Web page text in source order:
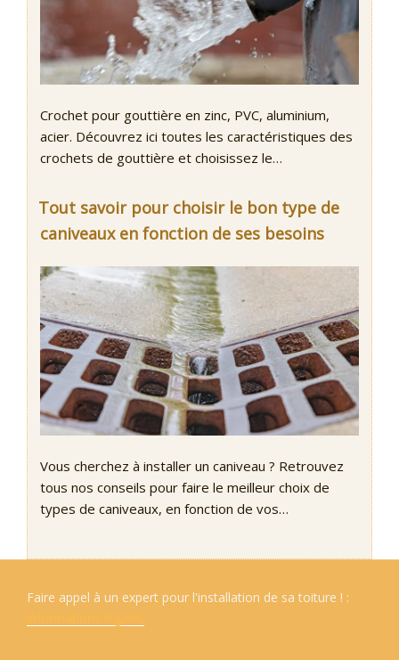
Crochet pour gouttière en zinc, PVC, aluminium,
acier. Découvrez ici toutes les caractéristiques des
crochets de gouttière et choisissez le…
Tout savoir pour choisir le bon type de
caniveaux en fonction de ses besoins
Vous cherchez à installer un caniveau ? Retrouvez
tous nos conseils pour faire le meilleur choix de
types de caniveaux, en fonction de vos…
Faire appel à un expert pour l'installation de sa toiture ! :